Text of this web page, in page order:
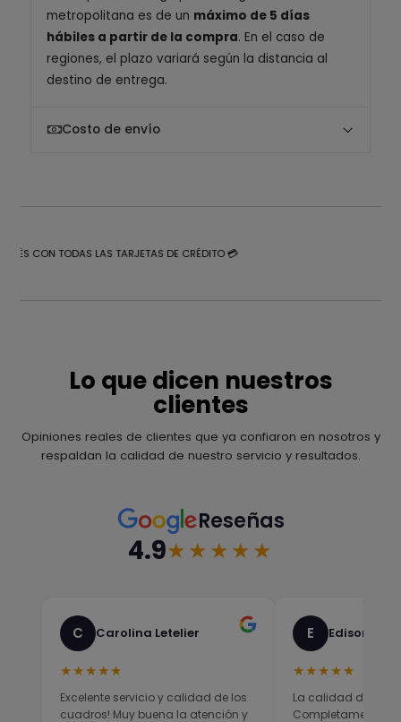
metropolitana es de un máximo de 5 días
hábiles a partir de la compra. En el caso de
regiones, el plazo variará según la distancia al
destino de entrega.
Costo de envío
CON TODAS LAS TARJETAS DE CRÉDITO 💳
Lo que dicen nuestros
clientes
Opiniones reales de clientes que ya confiaron en nosotros y
respaldan la calidad de nuestro servicio y resultados.
Reseñas
4.9★★★★★
C Carolina Letelier
★★★★★
Excelente servicio y calidad de los
cuadros! Muy buena la atención y
E Edison
★★★★★
La calidad del
Completamente